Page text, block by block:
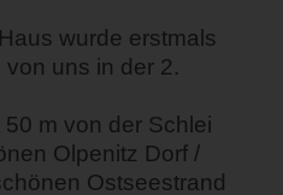
wurde erstmals
uns in der 2.
m von der Schlei
Olpenitz Dorf /
Ostseestrand